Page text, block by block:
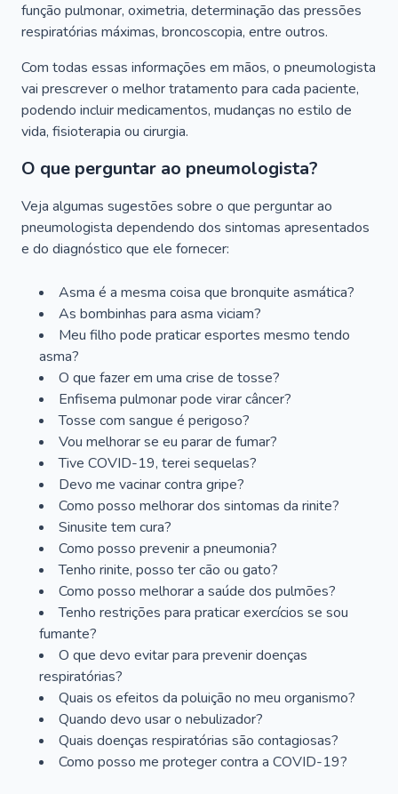
função pulmonar, oximetria, determinação das pressões
respiratórias máximas, broncoscopia, entre outros.
Com todas essas informações em mãos, o pneumologista
vai prescrever o melhor tratamento para cada paciente,
podendo incluir medicamentos, mudanças no estilo de
vida, fisioterapia ou cirurgia.
O que perguntar ao pneumologista?
Veja algumas sugestões sobre o que perguntar ao
pneumologista dependendo dos sintomas apresentados
e do diagnóstico que ele fornecer:
Asma é a mesma coisa que bronquite asmática?
As bombinhas para asma viciam?
Meu filho pode praticar esportes mesmo tendo
asma?
O que fazer em uma crise de tosse?
Enfisema pulmonar pode virar câncer?
Tosse com sangue é perigoso?
Vou melhorar se eu parar de fumar?
Tive COVID-19, terei sequelas?
Devo me vacinar contra gripe?
Como posso melhorar dos sintomas da rinite?
Sinusite tem cura?
Como posso prevenir a pneumonia?
Tenho rinite, posso ter cão ou gato?
Como posso melhorar a saúde dos pulmões?
Tenho restrições para praticar exercícios se sou
fumante?
O que devo evitar para prevenir doenças
respiratórias?
Quais os efeitos da poluição no meu organismo?
Quando devo usar o nebulizador?
Quais doenças respiratórias são contagiosas?
Como posso me proteger contra a COVID-19?